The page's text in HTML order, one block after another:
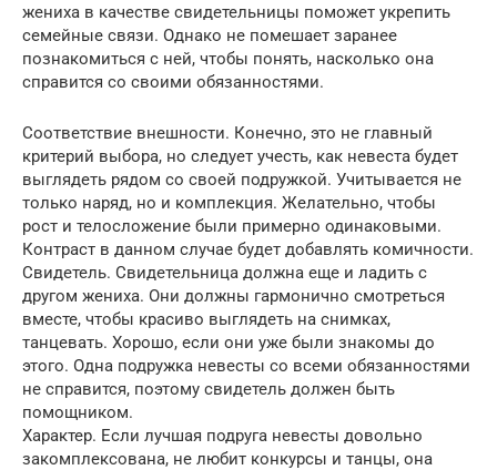
жениха в качестве свидетельницы поможет укрепить
семейные связи. Однако не помешает заранее
познакомиться с ней, чтобы понять, насколько она
справится со своими обязанностями.
Соответствие внешности. Конечно, это не главный
критерий выбора, но следует учесть, как невеста будет
выглядеть рядом со своей подружкой. Учитывается не
только наряд, но и комплекция. Желательно, чтобы
рост и телосложение были примерно одинаковыми.
Контраст в данном случае будет добавлять комичности.
Свидетель. Свидетельница должна еще и ладить с
другом жениха. Они должны гармонично смотреться
вместе, чтобы красиво выглядеть на снимках,
танцевать. Хорошо, если они уже были знакомы до
этого. Одна подружка невесты со всеми обязанностями
не справится, поэтому свидетель должен быть
помощником.
Характер. Если лучшая подруга невесты довольно
закомплексована, не любит конкурсы и танцы, она